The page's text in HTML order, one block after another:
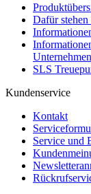
Dafür
Unternehmen
SLS
Kundenservice
Kontakt
Service und